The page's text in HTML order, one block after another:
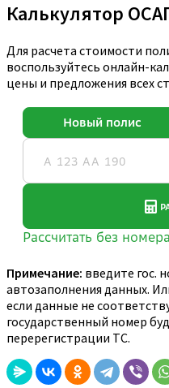
Калькулятор
Для расчета стоимости
воспользуйтесь онлайн-
цены и предложения всех
Примечание: введите гос.
автозаполнения данных.
если данные не
государственный номер
перерегистрации ТС.